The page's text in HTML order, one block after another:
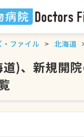
・ファイル 北海道
)、新規開院